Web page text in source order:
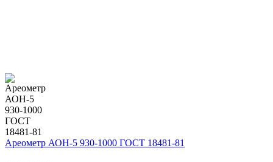
Ареометр АОН-5 930-1000 ГОСТ 18481-81